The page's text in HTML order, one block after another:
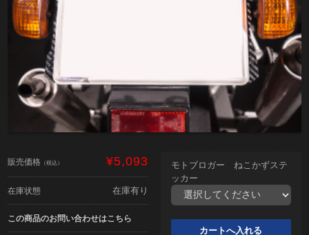
販売価格 （税込） ¥5,093
在庫状態 在庫有り
この商品のお問い合わせはこちら
モトブロガー ねこかずステ
ッカー